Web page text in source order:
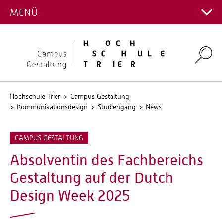
Hauptcampus
Umwelt-Campus Birkenfeld
Kontakt Fachrichtungen
Personalverzeichnis
Stellenangebote
QIS
MENÜ
Search
Hochschule Trier
Campus Gestaltung
Kommunikationsdesign
Studiengang News
CAMPUS GESTALTUNG
Absolventin des Fachbereichs
Gestaltung auf der Dutch
Design Week 2025